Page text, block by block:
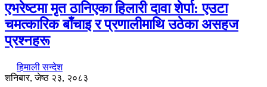
एभरेष्टमा मृत ठानिएका हिलारी दावा शेर्पा: एउटा
चमत्कारिक बाँचाइ र प्रणालीमाथि उठेका असहज
प्रश्नहरू
हिमाली सन्देश
शनिबार, जेष्ठ २३, २०८३